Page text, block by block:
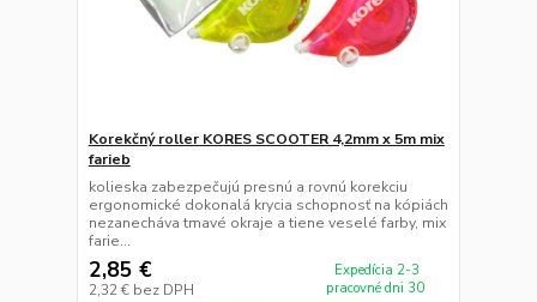
Korekčný roller KORES SCOOTER 4,2mm x 5m mix
farieb
kolieska zabezpečujú presnú a rovnú korekciu
ergonomické dokonalá krycia schopnosť na kópiách
nezanecháva tmavé okraje a tiene veselé farby, mix
farie...
2,85 €
2,32 € bez DPH
Expedícia 2-3
pracovné dni 30